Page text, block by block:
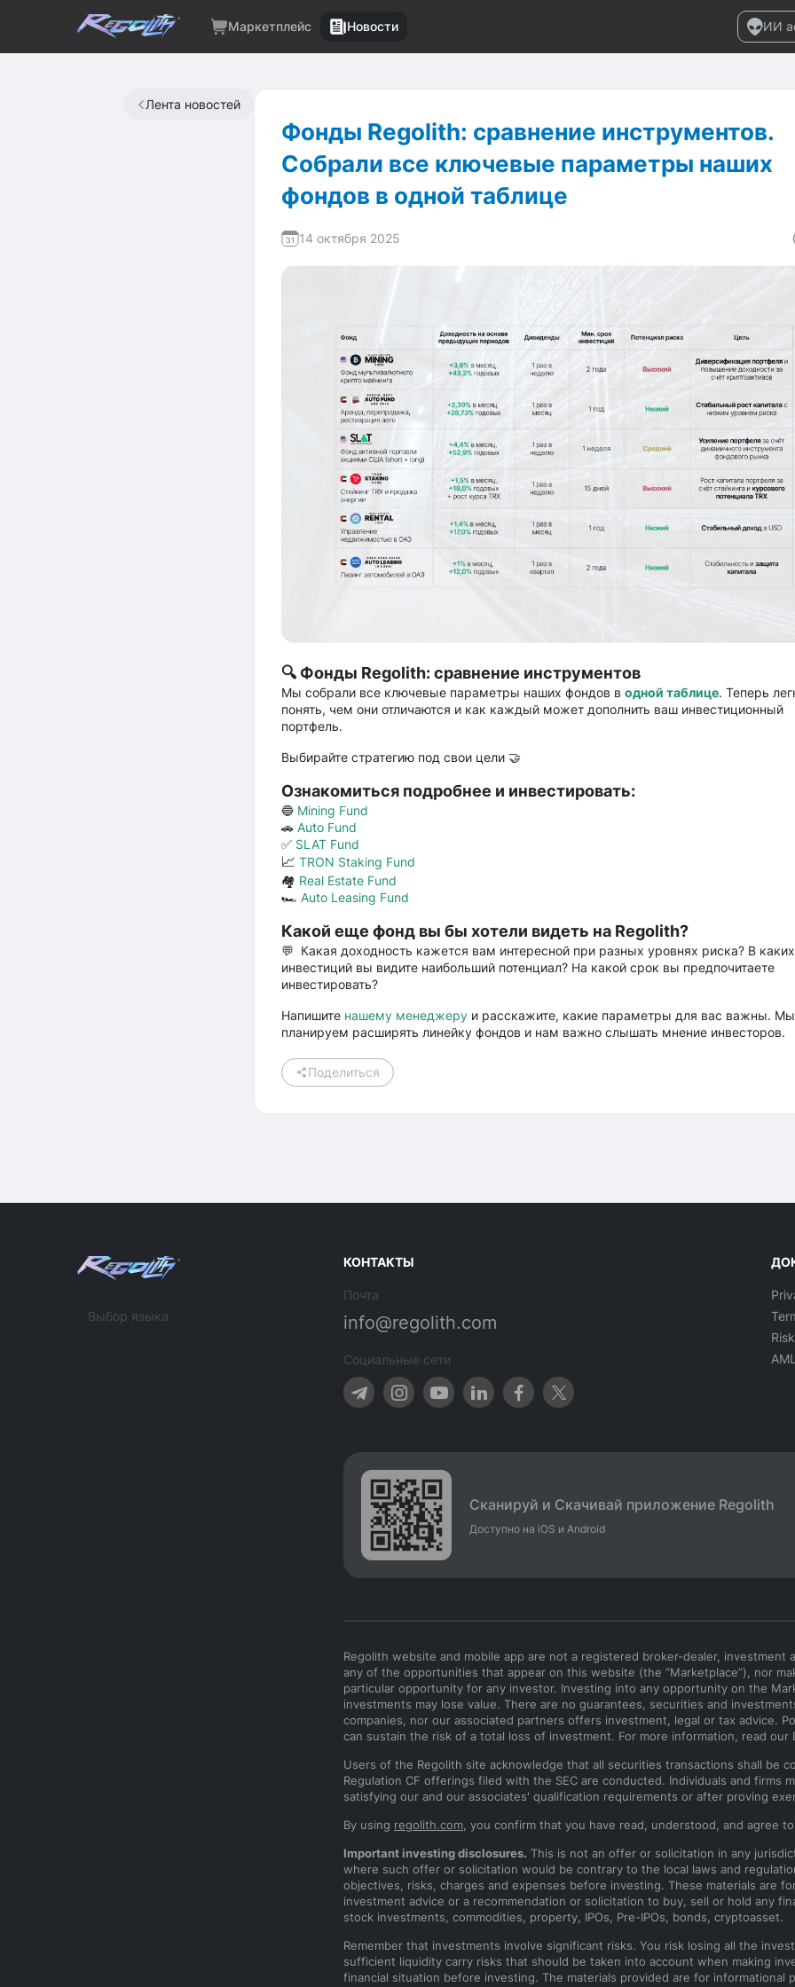
Маркетплейс Новости ИИ
Лента новостей
Фонды Regolith: сравнение инструментов.
Собрали все ключевые параметры наших
фондов в одной таблице
14 октября 2025
🔍 Фонды Regolith: сравнение инструментов
Мы собрали все ключевые параметры наших фондов в одной таблице. Теперь
понять, чем они отличаются и как каждый может дополнить ваш инвестиционный
портфель.
Выбирайте стратегию под свои цели 🤝
Ознакомиться подробнее и инвестировать:
🔵 Mining Fund
🚗 Auto Fund
✅ SLAT Fund
📈 TRON Staking Fund
🏘 Real Estate Fund
🏎 Auto Leasing Fund
Какой еще фонд вы бы хотели видеть на Regolith?
💬 Какая доходность кажется вам интересной при разных уровнях риска? В
инвестиций вы видите наибольший потенциал? На какой срок вы предпочитаете
инвестировать?
Напишите нашему менеджеруи расскажите, какие параметры для вас важны. Мы
планируем расширять линейку фондов и нам важно слышать мнение инвесторов.
Поделиться
Выбор языка
КОНТАКТЫ
Почта
info@regolith.com
Социальные сети
AML
Сканируй и Скачивай приложение Regolith
Доступно на iOS и Android
Regolith website and mobile app are not a registered broker-dealer,
any of the opportunities that appear on this website (the “Marketplace”), nor
particular opportunity for any investor. Investing into any opportunity on the
investments may lose value. There are no guarantees, securities and
companies, nor our associated partners offers investment, legal or tax advice.
can sustain the risk of a total loss of investment. For more information, read our
Users of the Regolith site acknowledge that all securities transactions shall be
Regulation CF offerings filed with the SEC are conducted. Individuals and firms
satisfying our and our associates' qualification requirements or after proving
By using regolith.com , you confirm that you have read, understood, and agree
Important investing disclosures. This is not an offer or solicitation in any
where such offer or solicitation would be contrary to the local laws and
objectives, risks, charges and expenses before investing. These materials are
investment advice or a recommendation or solicitation to buy, sell or hold any
stock investments, commodities, property, IPOs, Pre-IPOs, bonds, cryptoasset.
Remember that investments involve significant risks. You risk losing all the
sufficient liquidity carry risks that should be taken into account when making
financial situation before investing. The materials provided are for informational